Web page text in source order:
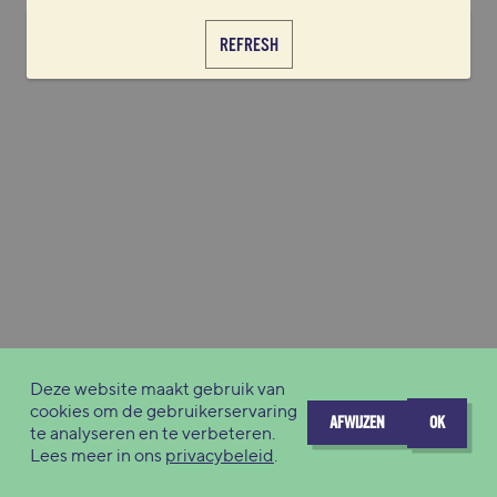
REFRESH
Deze website maakt gebruik van
cookies om de gebruikerservaring
te analyseren en te verbeteren.
Lees meer in ons privacybeleid.
AFWIJZEN OK